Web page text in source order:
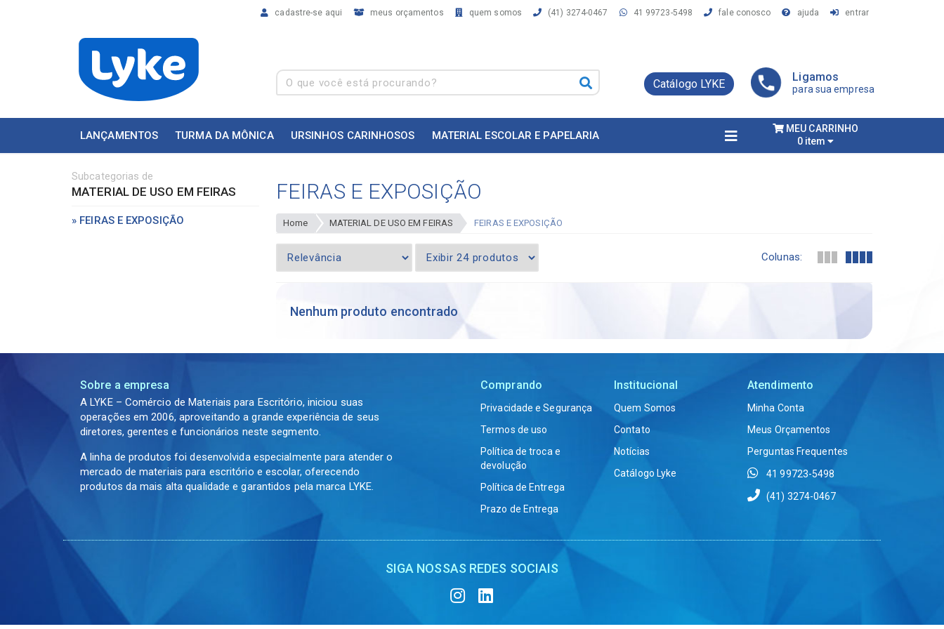
cadastre-se aqui meus orçamentos quem somos (41) 3274-0467 41 99723-5498 fale conosco ajuda entrar
Ligamos
para sua empresa
Catálogo LYKE
LANÇAMENTOS TURMA DA MÔNICA URSINHOS CARINHOSOS MATERIAL ESCOLAR E PAPELARIA
MEU CARRINHO
0 item
Subcategorias de
MATERIAL DE USO EM FEIRAS
» FEIRAS E EXPOSIÇÃO
FEIRAS E EXPOSIÇÃO
Home MATERIAL DE USO EM FEIRAS FEIRAS E EXPOSIÇÃO
Colunas:
Nenhum produto encontrado
Sobre a empresa
A LYKE – Comércio de Materiais para Escritório, iniciou suas
operações em 2006, aproveitando a grande experiência de seus
diretores, gerentes e funcionários neste segmento.
A linha de produtos foi desenvolvida especialmente para atender o
mercado de materiais para escritório e escolar, oferecendo
produtos da mais alta qualidade e garantidos pela marca LYKE.
Comprando
Privacidade e Segurança
Termos de uso
Política de troca e
devolução
Política de Entrega
Prazo de Entrega
Institucional
Quem Somos
Contato
Notícias
Catálogo Lyke
Atendimento
Minha Conta
Meus Orçamentos
Perguntas Frequentes
41 99723-5498
(41) 3274-0467
SIGA NOSSAS REDES SOCIAIS